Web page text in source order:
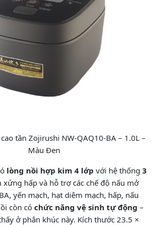
tần Zojirushi NW-QAQ10-BA – 1.0L –
Màu Đen
lòng nồi hợp kim 4 lớp với hệ thống 3
xửng hấp và hỗ trợ các chế độ nấu mở
yến mạch, hạt diêm mạch, hấp, nấu
còn có chức năng vệ sinh tự động –
ở phân khúc này. Kích thước 23.5 ×